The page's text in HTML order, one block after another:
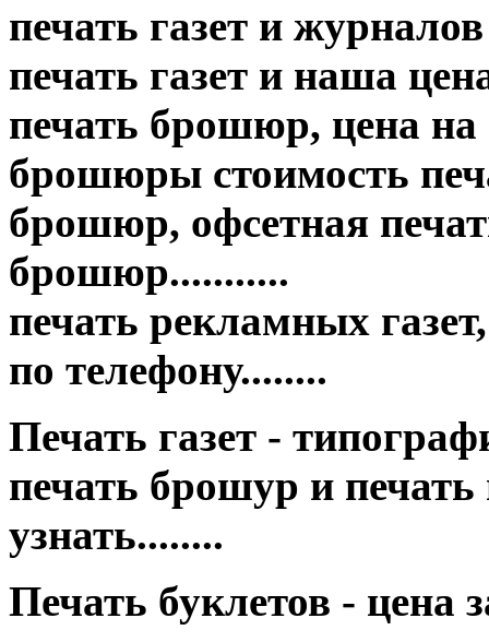
печать газет и
печать газет и наша
печать брошюр, цена
брошюры стоимость
брошюр, офсетная
брошюр...........
печать рекламных
по телефону........
Печать газет -
печать брошур и
узнать........
Печать буклетов - цена